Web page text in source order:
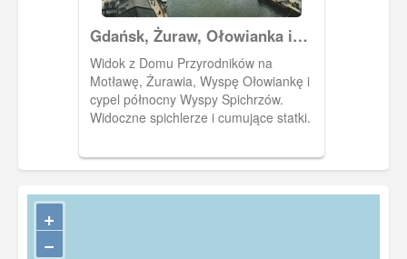
Gdańsk, Żuraw, Ołowianka i
Wyspa Spichrzów
Widok z Domu Przyrodników na
Motławę, Żurawia, Wyspę Ołowiankę i
cypel północny Wyspy Spichrzów.
Widoczne spichlerze i cumujące statki.
+
−